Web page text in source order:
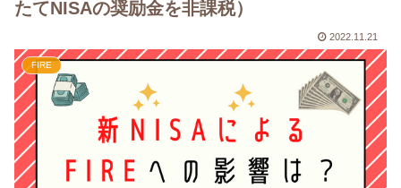
たてNISAの奨励金を非課税）
2022.11.21
FIRE